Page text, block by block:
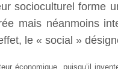
socioculturel forme
mais néanmoins
le « social »
économique, puisqu’il